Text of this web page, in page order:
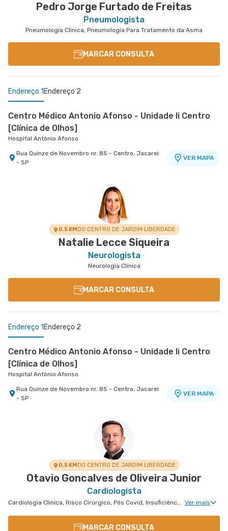
Pedro Jorge Furtado de Freitas
Pneumologista
Pneumologia Clinica, Pneumologia Para Tratamento da Asma
MARCAR CONSULTA
Endereço 1 Endereço 2
Centro Médico Antonio Afonso - Unidade Ii Centro
[Clínica de Olhos]
Hospital Antônio Afonso
Rua Quinze de Novembro nr. 85 - Centro, Jacarei
- SP
VER MAPA
Rua Carlos Maria Auricchio nr. 70 - Jardim
Aquarius, Sao Jose Dos Campos - SP
0.5 KMDO CENTRO DE JARDIM LIBERDADE
Natalie Lecce Siqueira
Neurologista
Neurologia Clinica
MARCAR CONSULTA
Endereço 1 Endereço 2
Centro Médico Antonio Afonso - Unidade Ii Centro
[Clínica de Olhos]
Hospital Antônio Afonso
Rua Quinze de Novembro nr. 85 - Centro, Jacarei
- SP
VER MAPA
Rua Carlos Maria Auricchio nr. 70 - Jardim
Aquarius, Sao Jose Dos Campos - SP
0.5 KMDO CENTRO DE JARDIM LIBERDADE
Otavio Goncalves de Oliveira Junior
Cardiologista
Cardiologia Clinica, Risco Cirúrgico, Pós Covid, Insuficiência Cardíaca e Transplante, Hipertensão Arterial Refratária, Doença Coronariana Ver mais
MARCAR CONSULTA